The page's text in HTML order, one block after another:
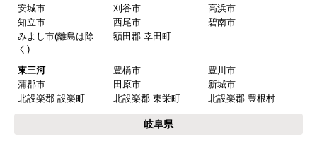
【注文商品】換気扇・レンジフー
【このショップを選んだ理由は？】
安城市
刈谷市
高浜市
知立市
西尾市
碧南市
みよし市(離島は除
く)
額田郡 幸田町
東三河 豊橋市
豊川市
蒲郡市
田原市
新城市
北設楽郡 設楽町
北設楽郡 東栄町 北設楽郡 豊根村
岐阜県